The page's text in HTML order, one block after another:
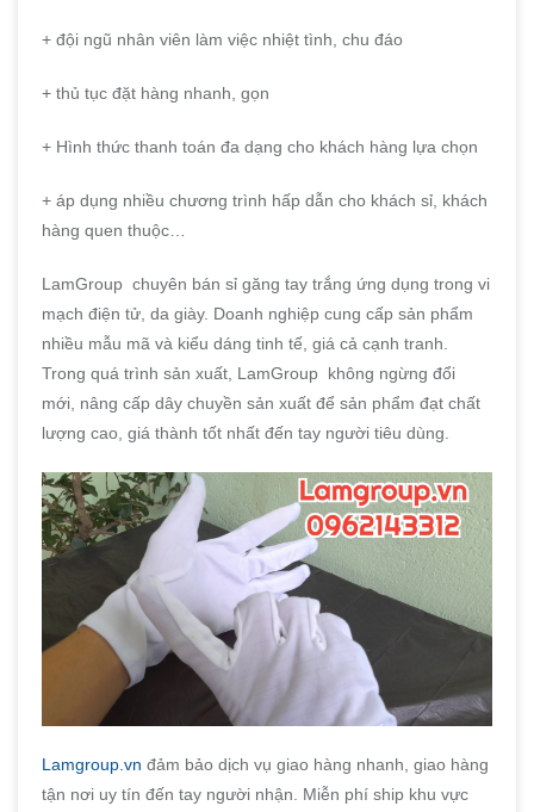
+ đội ngũ nhân viên làm việc nhiệt tình, chu đáo
+ thủ tục đặt hàng nhanh, gọn
+ Hình thức thanh toán đa dạng cho khách hàng lựa chọn
+ áp dụng nhiều chương trình hấp dẫn cho khách sỉ, khách
hàng quen thuộc…
LamGroup chuyên bán sỉ găng tay trắng ứng dụng trong vi
mạch điện tử, da giày. Doanh nghiệp cung cấp sản phẩm
nhiều mẫu mã và kiểu dáng tinh tế, giá cả cạnh tranh.
Trong quá trình sản xuất, LamGroup không ngừng đổi
mới, nâng cấp dây chuyền sản xuất để sản phẩm đạt chất
lượng cao, giá thành tốt nhất đến tay người tiêu dùng.
Lamgroup.vn đảm bảo dịch vụ giao hàng nhanh, giao hàng
tận nơi uy tín đến tay người nhận. Miễn phí ship khu vực